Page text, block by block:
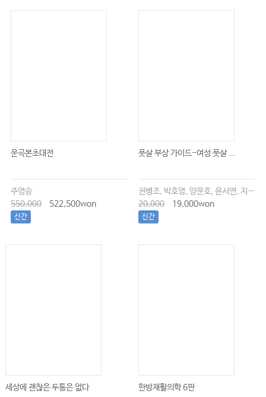
운곡본초대전
주영승
550,000
522,500won
신간
풋살 부상 가이드-여성 풋살 ...
권병조, 박호영, 양운호, 윤서연, 지현우
20,000
19,000won
신간
세상에 괜찮은 두통은 없다 한방재활의학 6판